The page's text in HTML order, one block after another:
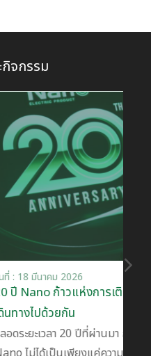
กิจกรรม
งการเติบโตที่มีลูกค้าร่วม
ปีที่ผ่านมา การเติบโตของ